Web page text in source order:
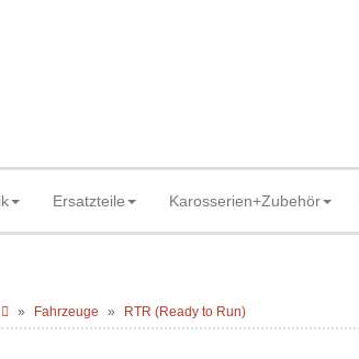
Ersatzteile Karosserien+Zubehör
Fahrzeuge RTR (Ready to Run)